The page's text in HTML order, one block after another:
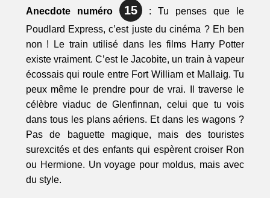
Anecdote numéro 15 : Tu penses que le
Poudlard Express, c’est juste du cinéma ? Eh ben
non ! Le train utilisé dans les films Harry Potter
existe vraiment. C’est le Jacobite, un train à vapeur
écossais qui roule entre Fort William et Mallaig. Tu
peux même le prendre pour de vrai. Il traverse le
célèbre viaduc de Glenfinnan, celui que tu vois
dans tous les plans aériens. Et dans les wagons ?
Pas de baguette magique, mais des touristes
surexcités et des enfants qui espèrent croiser Ron
ou Hermione. Un voyage pour moldus, mais avec
du style.